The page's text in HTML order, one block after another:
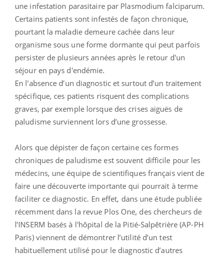
une infestation parasitaire par Plasmodium falciparum.
Certains patients sont infestés de façon chronique,
pourtant la maladie demeure cachée dans leur
organisme sous une forme dormante qui peut parfois
persister de plusieurs années après le retour d'un
séjour en pays d'endémie.
En l'absence d’un diagnostic et surtout d’un traitement
spécifique, ces patients risquent des complications
graves, par exemple lorsque des crises aiguës de
paludisme surviennent lors d’une grossesse.
Alors que dépister de façon certaine ces formes
chroniques de paludisme est souvent difficile pour les
médecins, une équipe de scientifiques français vient de
faire une découverte importante qui pourrait à terme
faciliter ce diagnostic. En effet, dans une étude publiée
récemment dans la revue Plos One, des chercheurs de
l’INSERM basés à l'hôpital de la Pitié-Salpêtrière (AP-PH
Paris) viennent de démontrer l’utilité d’un test
habituellement utilisé pour le diagnostic d’autres